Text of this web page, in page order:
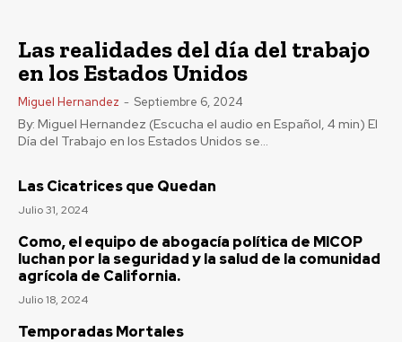
Las realidades del día del trabajo
en los Estados Unidos
Miguel Hernandez - Septiembre 6, 2024
By: Miguel Hernandez (Escucha el audio en Español, 4 min) El
Día del Trabajo en los Estados Unidos se...
Las Cicatrices que Quedan
Julio 31, 2024
Como, el equipo de abogacía política de MICOP
luchan por la seguridad y la salud de la comunidad
agrícola de California.
Julio 18, 2024
Temporadas Mortales